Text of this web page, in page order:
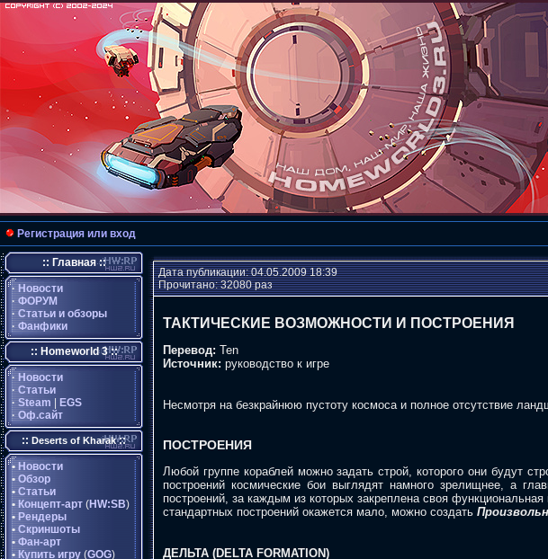
Регистрация или вход
:: Главная ::
· Новости
· ФОРУМ
· Статьи и обзоры
· Фанфики
:: Homeworld 3 ::
· Новости
· Статьи
· Steam
EGS
· Оф.сайт
:: Deserts of Kharak::
• Новости
• Обзор
• Статьи
• Концепт-арт (HW:SB)
• Рендеры
• Скриншоты
• Фан-арт
• Купить игру (GOG)
Дата публикации: 04.05.2009 18:39
Прочитано: 32080 раз
ТАКТИЧЕСКИЕ ВОЗМОЖНОСТИ И ПОСТРОЕНИЯ
Перевод: Ten
Источник: руководство к игре
Несмотря на безкрайнюю пустоту космоса и полное отсутствие
ПОСТРОЕНИЯ
Любой группе кораблей можно задать строй, которого они будут
построений космические бои выглядят намного зрелищнее, а
построений, за каждым из которых закреплена своя
стандартных построений окажется мало, можно создать
ДЕЛЬТА (DELTA FORMATION)